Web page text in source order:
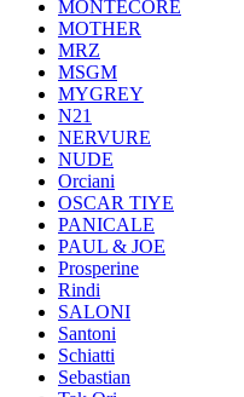
MONTECORE
MOTHER
MRZ
MSGM
MYGREY
N21
NERVURE
NUDE
Orciani
OSCAR TIYE
PANICALE
PAUL & JOE
Prosperine
Rindi
SALONI
Santoni
Schiatti
Sebastian